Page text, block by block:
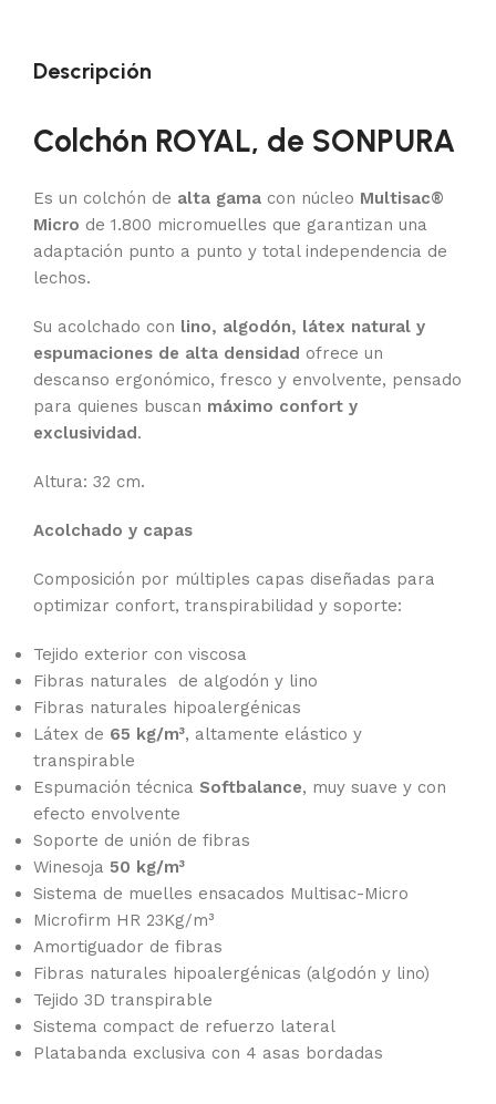
Descripción
Colchón ROYAL, de SONPURA
Es un colchón de alta gama con núcleo Multisac®
Micro de 1.800 micromuelles que garantizan una
adaptación punto a punto y total independencia de
lechos.
Su acolchado con lino, algodón, látex natural y
espumaciones de alta densidad ofrece un
descanso ergonómico, fresco y envolvente, pensado
para quienes buscan máximo confort y
exclusividad.
Altura: 32 cm.
Acolchado y capas
Composición por múltiples capas diseñadas para
optimizar confort, transpirabilidad y soporte:
Tejido exterior con viscosa
Fibras naturales de algodón y lino
Fibras naturales hipoalergénicas
Látex de 65 kg/m³, altamente elástico y
transpirable
Espumación técnica Softbalance, muy suave y con
efecto envolvente
Soporte de unión de fibras
Winesoja 50 kg/m³
Sistema de muelles ensacados Multisac-Micro
Microfirm HR 23Kg/m³
Amortiguador de fibras
Fibras naturales hipoalergénicas (algodón y lino)
Tejido 3D transpirable
Sistema compact de refuerzo lateral
Platabanda exclusiva con 4 asas bordadas